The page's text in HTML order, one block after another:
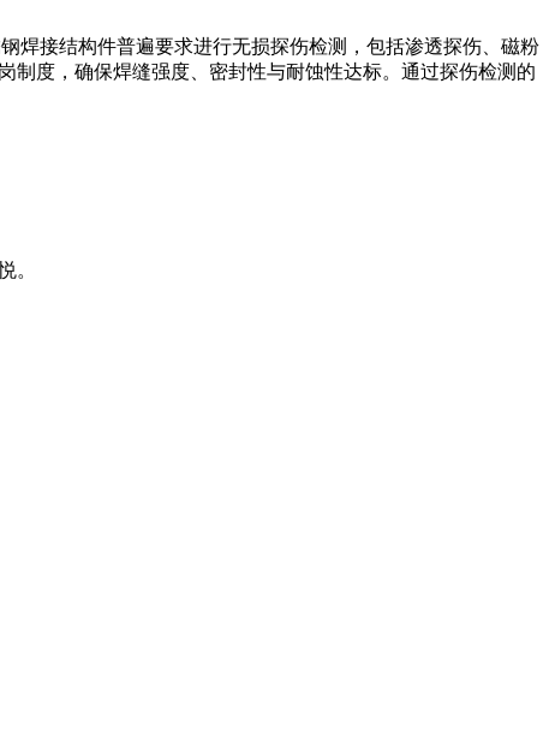
焊接结构件普遍要求进行无损探伤检测，包括渗透探伤、磁粉
制度，确保焊缝强度、密封性与耐蚀性达标。通过探伤检测的
。